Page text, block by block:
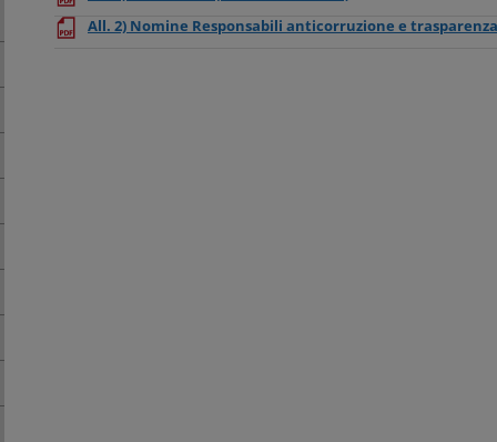
All. 2) Nomine Responsabili anticorruzione e